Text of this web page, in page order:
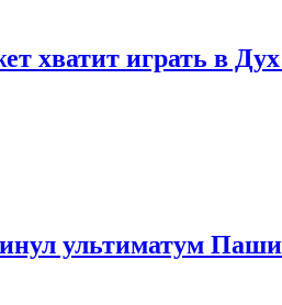
хватит играть в
ультиматум